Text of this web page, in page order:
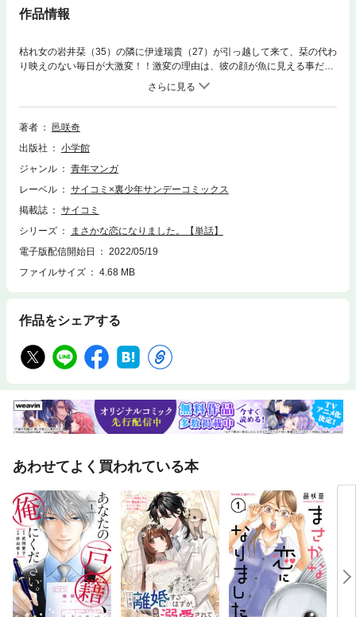
作品情報
枯れ女の岩井栞（35）の隣に伊達瑞貴（27）が引っ越して来て、栞の代わ
り映えのない毎日が大激変！！激変の理由は、彼の顔が魚に見える事だっ
た！？しかし、彼と一夜を共にした日から、 伊達くんが時々超絶イケメ
ンにも見えて――！？ 栞の恋は急速に動き始める…！！胸キュンでノン
ストップなハイテンションラブコメディ！！「結婚できないにはワケがあ
る。」で大人気の邑咲奇先生が送る話題の最新作！！待望の第37巻配信。
著者
邑咲奇
出版社
小学館
ジャンル
青年マンガ
レーベル
サイコミ×裏少年サンデーコミックス
掲載誌
サイコミ
シリーズ
まさかな恋になりました。【単話】
電子版配信開始日
2022/05/19
ファイルサイズ
4.68 MB
作品をシェアする
あわせてよく買われている本